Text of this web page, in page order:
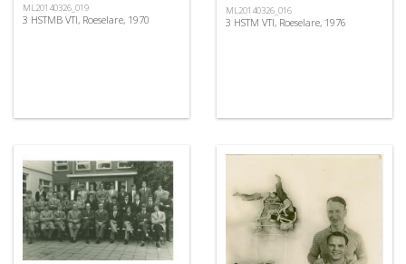
ML20140326_019
3 HSTMB VTI, Roeselare, 1970
ML20140326_016
3 HSTM VTI, Roeselare, 1976